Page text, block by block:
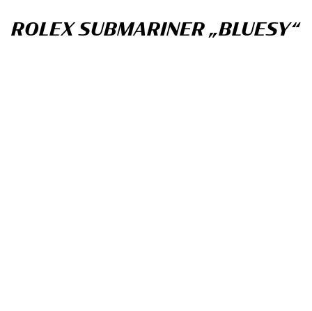
ROLEX SUBMARINER „BLUESY“